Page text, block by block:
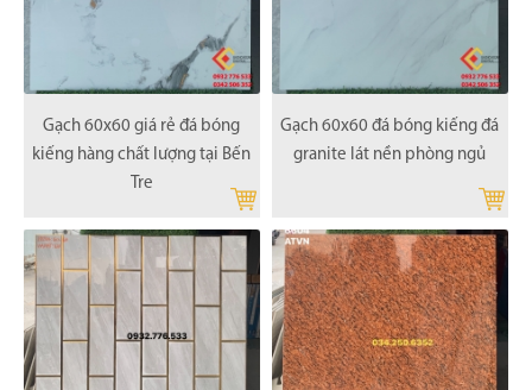
Gạch 60x60 giá rẻ đá bóng
kiếng hàng chất lượng tại Bến
Tre
Gạch 60x60 đá bóng kiếng đá
granite lát nền phòng ngủ